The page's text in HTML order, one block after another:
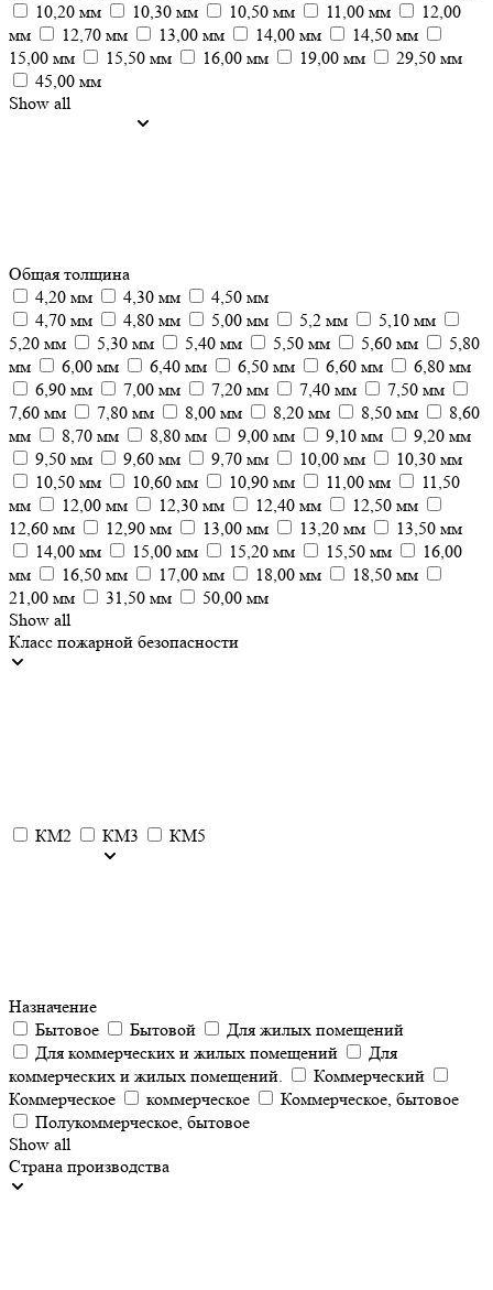
10,20 мм
10,30 мм 10,50 мм 11,00 мм
12,00
мм
12,70 мм 13,00 мм 14,00 мм
14,50 мм
15,00 мм
15,50 мм 16,00 мм 19,00 мм
29,50 мм
45,00 мм
Show all
Общая толщина
4,20 мм
4,30 мм
4,50 мм
4,70 мм
4,80 мм 5,00 мм 5,2 мм
5,10 мм
5,20 мм
5,30 мм 5,40 мм 5,50 мм 5,60 мм
5,80
мм
6,00 мм 6,40 мм 6,50 мм 6,60 мм
6,80 мм
6,90 мм
7,00 мм 7,20 мм 7,40 мм
7,50 мм
7,60 мм
7,80 мм 8,00 мм 8,20 мм 8,50 мм
8,60
мм
8,70 мм 8,80 мм 9,00 мм 9,10 мм
9,20 мм
9,50 мм
9,60 мм 9,70 мм 10,00 мм
10,30 мм
10,50 мм
10,60 мм 10,90 мм 11,00 мм
11,50
мм
12,00 мм 12,30 мм 12,40 мм
12,50 мм
12,60 мм
12,90 мм 13,00 мм 13,20 мм
13,50 мм
14,00 мм
15,00 мм 15,20 мм 15,50 мм
16,00
мм
16,50 мм 17,00 мм 18,00 мм
18,50 мм
21,00 мм
31,50 мм
50,00 мм
Show all
Класс пожарной безопасности
КМ2 КМ3 КМ5
Назначение
Бытовое
Бытовой
Для жилых помещений
Для коммерческих и жилых помещений
Для
коммерческих и жилых помещений.
Коммерческий
Коммерческое
коммерческое
Коммерческое, бытовое
Полукоммерческое, бытовое
Show all
Страна производства